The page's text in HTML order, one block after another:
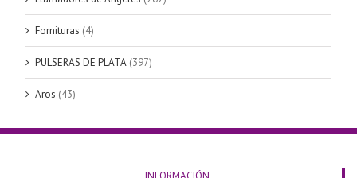
Fornituras (4)
PULSERAS DE PLATA (397)
Aros (43)